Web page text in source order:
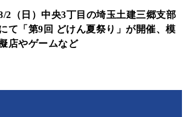
2（日）中央3丁目の埼玉土建三郷支部
て「第9回 どけん夏祭り」が開催、模
店やゲームなど